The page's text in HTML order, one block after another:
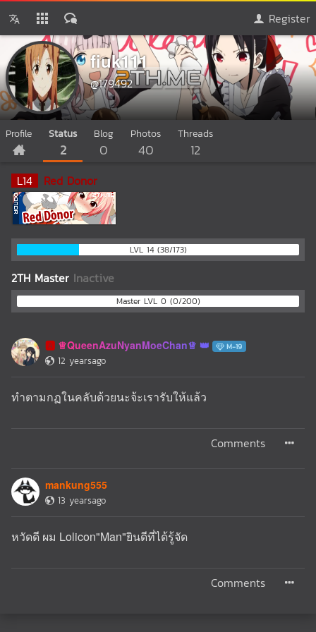
Register
fiuk111
@179492
Profile Status
2
Blog
0
Photos
40
Threads
12
L14 Red Donor
LVL 14 (38/173)
2TH Master Inactive
Master LVL 0 (0/200)
🅰️ ♕QueenAzuNyanMoeChan♕ M-19
12 yearsago
ทำตามกฏในคลับด้วยนะจ้ะเรารับให้แล้ว
Comments
mankung555
13 yearsago
หวัดดี ผม Lolicon"Man"ยินดีที่ได้รู้จัด
Comments